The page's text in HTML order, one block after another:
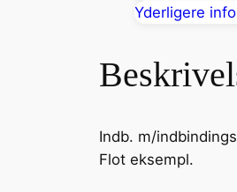
Yderligere
Indb. m/
Flot eksempl.